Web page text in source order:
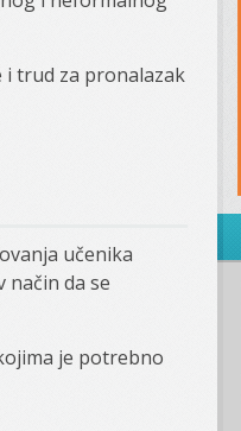
i trud za pronalazak
učenika
način da se
je potrebno